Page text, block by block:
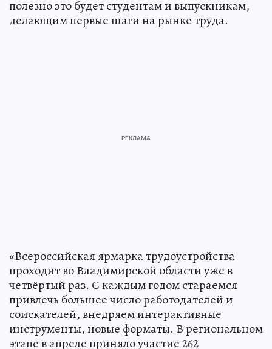
полезно это будет студентам и выпускникам,
делающим первые шаги на рынке труда.
«Всероссийская ярмарка трудоустройства
проходит во Владимирской области уже в
четвёртый раз. С каждым годом стараемся
привлечь большее число работодателей и
соискателей, внедряем интерактивные
инструменты, новые форматы. В региональном
этапе в апреле приняло участие 262